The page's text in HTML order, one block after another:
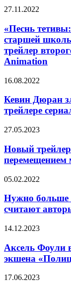
Bones
бы
бесплатно
«Песнь
Секция
стрельбы
из
лука
старшей
Кадзэмай»
дата
премьеры
и
второго
аниме
от
Kyoto
27.11.2022
«Песнь
старшей
трейлер
Animation
Кевин
злодействует
финальном
сериала
и
ключ»
16.08.2022
Кевин Дюран
трейлере
Новый
The
Plucky
Squire
«Зельды»
перемещением
между
и
27.05.2023
Новый
перемещением
Нужно
3D-
платформеров?
Нужно,
авторы
the
Kangaroo
05.02.2022
Нужно больше
считают
Аксель
вернулся
в
первом
экшена
14.12.2023
Аксель Фоули
экшена
Третий
17.06.2023